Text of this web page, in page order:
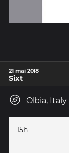
21 mai 2018
Sixt
Olbia, Italy
15h